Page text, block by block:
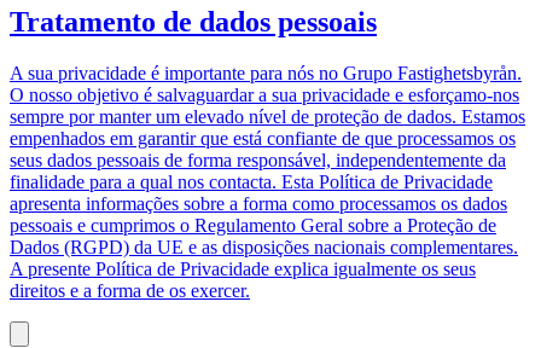
Tratamento de dados pessoais
A sua privacidade é importante para nós no Grupo Fastighetsbyrån.
O nosso objetivo é salvaguardar a sua privacidade e esforçamo-nos
sempre por manter um elevado nível de proteção de dados. Estamos
empenhados em garantir que está confiante de que processamos os
seus dados pessoais de forma responsável, independentemente da
finalidade para a qual nos contacta. Esta Política de Privacidade
apresenta informações sobre a forma como processamos os dados
pessoais e cumprimos o Regulamento Geral sobre a Proteção de
Dados (RGPD) da UE e as disposições nacionais complementares.
A presente Política de Privacidade explica igualmente os seus
direitos e a forma de os exercer.